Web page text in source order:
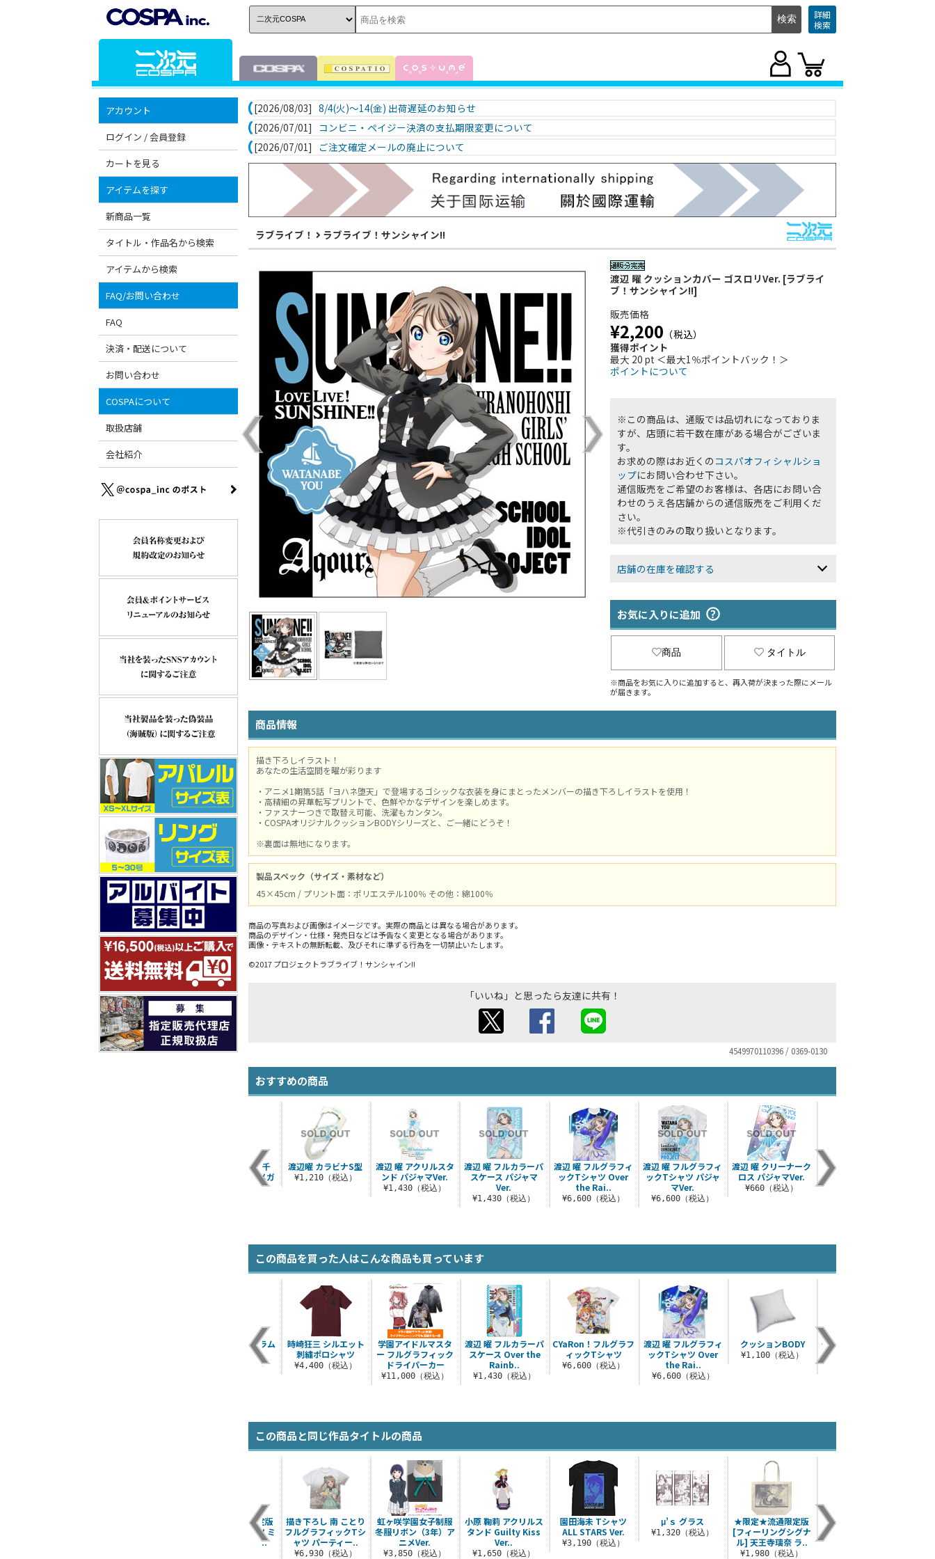
詳細
検索
アカウント
ログイン / 会員登録
カートを見る
アイテムを探す
新商品一覧
タイトル・作品名から検索
アイテムから検索
FAQ/お問い合わせ
FAQ
決済・配送について
お問い合わせ
COSPAについて
取扱店舗
会社紹介
[2026/08/03] 8/4(火)～14(金) 出荷遅延のお知らせ
[2026/07/01]
コンビニ・ペイジー決済の支払期限変更について
[2026/07/01]
ご注文確定メールの廃止について
ラブライブ！ ラブライブ！サンシャイン!!
渡辺 曜 クッションカバー ゴスロリVer. [ラブライ
ブ！サンシャイン!!]
販売価格
¥2,200 （税込）
獲得ポイント
最大 20 pt ＜最大1％ポイントバック！＞
ポイントについて
※この商品は、通販では品切れになっておりま
すが、店頭に若干数在庫がある場合がございま
す。
お求めの際はお近くの コスパオフィシャルショ
ップにお問い合わせ下さい。
通信販売をご希望のお客様は、各店にお問い合
わせのうえ各店舗からの通信販売をご利用くだ
さい。
※代引きのみの取り扱いとなります。
店舗の在庫を確認する
お気に入りに追加
商品 タイトル
※商品をお気に入りに追加すると、再入荷が決まった際にメール
が届きます。
商品情報
描き下ろしイラスト！
あなたの生活空間を曜が彩ります
・アニメ1期第5話「ヨハネ堕天」で登場するゴシックな衣装を身にまとったメンバーの描き下ろしイラストを使用！
・高精細の昇華転写プリントで、色鮮やかなデザインを楽しめます。
・ファスナーつきで取替え可能、洗濯もカンタン。
・COSPAオリジナルクッションBODYシリーズと、ご一緒にどうぞ！
※裏面は無地になります。
製品スペック（サイズ・素材など）
45×45cm / プリント面：ポリエステル100％ その他：綿100％
商品の写真および画像はイメージです。実際の商品とは異なる場合があります。
商品のデザイン・仕様・発売日などは予告なく変更となる場合があります。
画像・テキストの無断転載、及びそれに準ずる行為を一切禁止いたします。
©2017 プロジェクトラブライブ！サンシャイン!!
「いいね」と思ったら友達に共有！
4549970110396 / 0369-0130
おすすめの商品
渡辺 曜 フルカラーパ
スケース パジャマ
Ver.
¥1,430（税込）
渡辺 曜 フルグラフィ
ックTシャツ Over
the Rai..
¥6,600（税込）
渡辺 曜 フルグラフィ
ックTシャツ パジャ
マVer.
¥6,600（税込）
渡辺 曜 クリーナーク
ロス パジャマVer.
¥660（税込）
クッションBODY
¥1,100（税込）
Aqours2年生（千
歌・梨子・曜） メガ
渡辺曜 カラビナS型
¥1,210（税込）
渡辺 曜 アクリルスタ
ンド パジャマVer.
¥1,430（税込）
この商品を買った人はこんな商品も買っています
渡辺 曜 フルカラーパ
スケース Over the
Rainb..
¥1,430（税込）
CYaRon！フルグラフ
ィックTシャツ
¥6,600（税込）
渡辺 曜 フルグラフィ
ックTシャツ Over
the Rai..
¥6,600（税込）
クッションBODY
¥1,100（税込）
クッションBODYフラ
大洗女子学園 ドラム
缶マグカップ
¥3,410（税込）
時崎狂三 シルエット
刺繍ポロシャツ
¥4,400（税込）
学園アイドルマスタ
ー フルグラフィック
ドライパーカー
¥11,000（税込）
この商品と同じ作品タイトルの商品
小原 鞠莉 アクリルス
タンド Guilty Kiss
Ver..
¥1,650（税込）
園田海未 Tシャツ
ALL STARS Ver.
¥3,190（税込）
μ’ｓ グラス
¥1,320（税込）
★限定★流通限定版
[フィーリングシグナ
ル] 天王寺璃奈 ラ..
¥1,980（税込）
μ’s ラージトート
¥1,980（税込）
★限定★流通限定版
朝香 果林 Tシャツ ミ
ラクルライブ V..
描き下ろし 南 ことり
フルグラフィックTシ
ャツ パーティー..
¥6,930（税込）
虹ヶ咲学園女子制服
冬服リボン（3年）ア
ニメVer.
¥3,850（税込）